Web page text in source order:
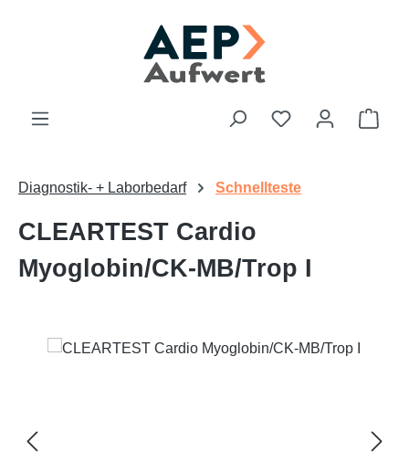
Du hast 0
Diagnostik- + Laborbedarf Schnellteste
CLEARTEST Cardio
Myoglobin/CK-MB/Trop I
Bildergalerie überspringen